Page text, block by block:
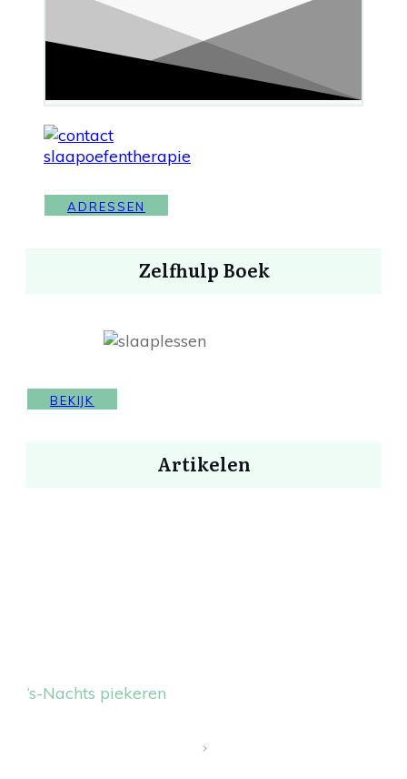
ADRESSEN
Zelfhulp Boek
BEKIJK
Artikelen
‘s-Nachts piekeren